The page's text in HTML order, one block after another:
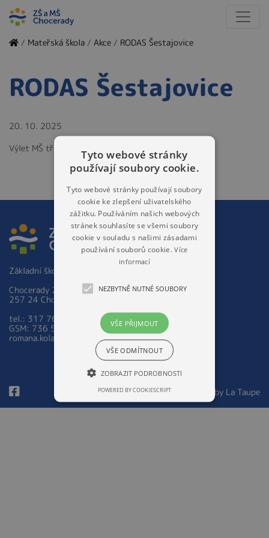
/ Mateřská škola / Akce / RODAS Šestajovice
RODAS Šestajovice
20. 10. 2025
Výlet MŠ třída Berušky
Základní škola a Mateřská škola Chocerady 267
Chocerady 267
257 24 Chocerady
tel.: 317 763 521
GSM: 736 535 973
romana.kolarova@zsmschocerady.cz
© 2026 Design by La Taupe
Tyto webové stránky
používají soubory cookie.
Tyto webové stránky používají soubory
cookie ke zlepšení uživatelského
zážitku. Používáním našich webových
stránek souhlasíte se všemi soubory
cookie v souladu s našimi zásadami
používání souborů cookie.Více
informací
NEZBYTNĚ NUTNÉ SOUBORY
VŠE PŘIJMOUT
VŠE ODMÍTNOUT
ZOBRAZIT PODROBNOSTI
POWERED BY COOKIESCRIPT